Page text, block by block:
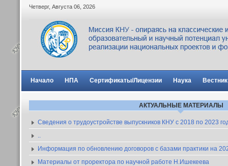
Четверг, Августа 06 2026
Начало НПА Сертификаты/Лицензии Наука
АКТУАЛЬНЫЕ МАТЕРИАЛЫ
Сведения о трудоустройстве выпускников КНУ с 2018 по 2023
..
Информация по обновлению договоров с базами практики на
Материалы от проректора по научной работе Н.Ишекеева